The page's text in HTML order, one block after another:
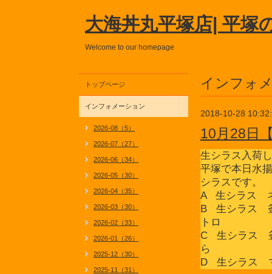
大海丼丸平塚店| 平塚
Welcome to our homepage
インフォ
2018-10-28
10月28日
生シラス入荷
平塚で本日水
シラスです。
A 生シラス
B 生シラス
トロ
C 生シラス
ら
D 生シラス
トップページ
インフォメーション
2026-08（5）
2026-07（27）
2026-06（34）
2026-05（30）
2026-04（35）
2026-03（30）
2026-02（33）
2026-01（26）
2025-12（30）
2025-11（31）